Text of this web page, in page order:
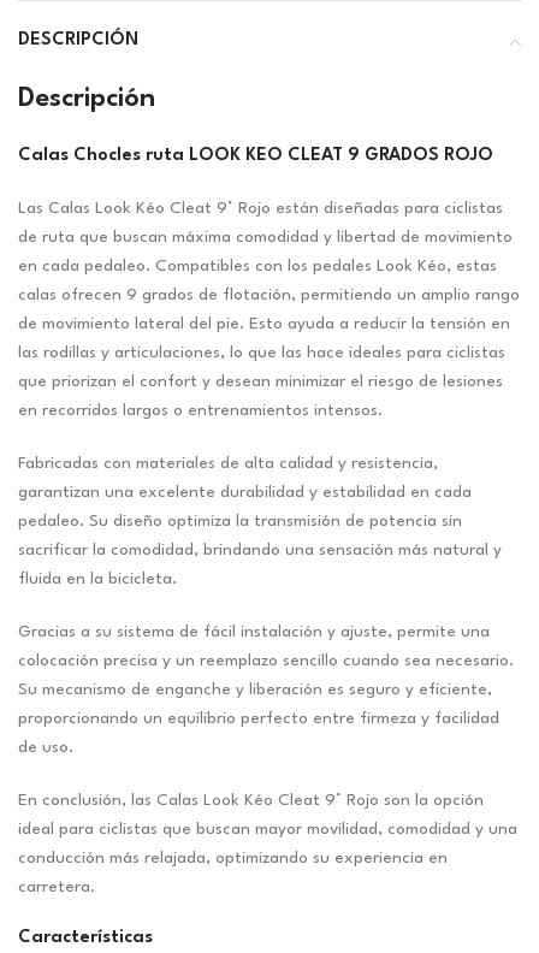
DESCRIPCIÓN
Descripción
Calas Chocles ruta LOOK KEO CLEAT 9 GRADOS ROJO
Las Calas Look Kéo Cleat 9° Rojo están diseñadas para ciclistas
de ruta que buscan máxima comodidad y libertad de movimiento
en cada pedaleo. Compatibles con los pedales Look Kéo, estas
calas ofrecen 9 grados de flotación, permitiendo un amplio rango
de movimiento lateral del pie. Esto ayuda a reducir la tensión en
las rodillas y articulaciones, lo que las hace ideales para ciclistas
que priorizan el confort y desean minimizar el riesgo de lesiones
en recorridos largos o entrenamientos intensos.
Fabricadas con materiales de alta calidad y resistencia,
garantizan una excelente durabilidad y estabilidad en cada
pedaleo. Su diseño optimiza la transmisión de potencia sin
sacrificar la comodidad, brindando una sensación más natural y
fluida en la bicicleta.
Gracias a su sistema de fácil instalación y ajuste, permite una
colocación precisa y un reemplazo sencillo cuando sea necesario.
Su mecanismo de enganche y liberación es seguro y eficiente,
proporcionando un equilibrio perfecto entre firmeza y facilidad
de uso.
En conclusión, las Calas Look Kéo Cleat 9° Rojo son la opción
ideal para ciclistas que buscan mayor movilidad, comodidad y una
conducción más relajada, optimizando su experiencia en
carretera.
Características